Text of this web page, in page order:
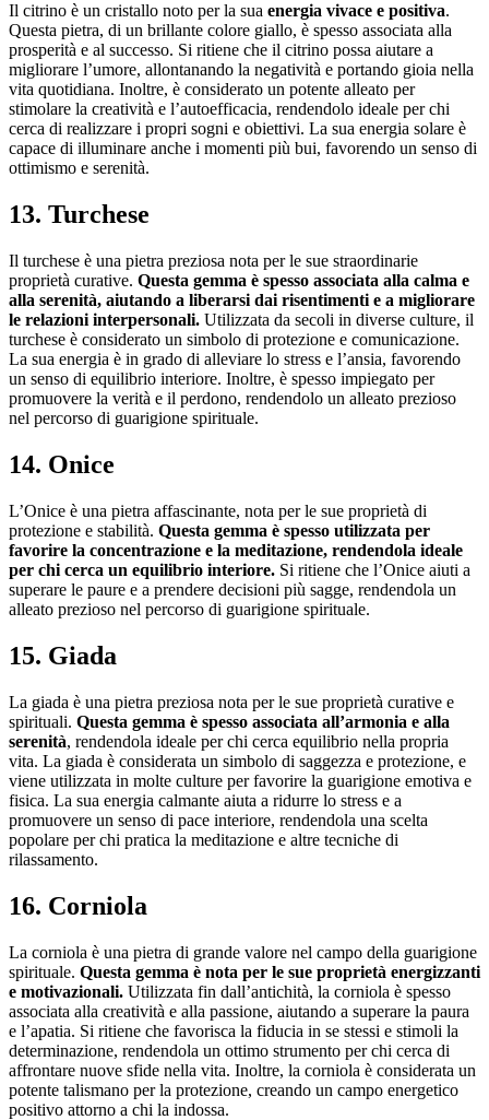
Il citrino è un cristallo noto per la sua energia vivace e positiva.
Questa pietra, di un brillante colore giallo, è spesso associata alla
prosperità e al successo. Si ritiene che il citrino possa aiutare a
migliorare l’umore, allontanando la negatività e portando gioia nella
vita quotidiana. Inoltre, è considerato un potente alleato per
stimolare la creatività e l’autoefficacia, rendendolo ideale per chi
cerca di realizzare i propri sogni e obiettivi. La sua energia solare è
capace di illuminare anche i momenti più bui, favorendo un senso di
ottimismo e serenità.
13. Turchese
Il turchese è una pietra preziosa nota per le sue straordinarie
proprietà curative. Questa gemma è spesso associata alla calma e
alla serenità, aiutando a liberarsi dai risentimenti e a migliorare
le relazioni interpersonali. Utilizzata da secoli in diverse culture, il
turchese è considerato un simbolo di protezione e comunicazione.
La sua energia è in grado di alleviare lo stress e l’ansia, favorendo
un senso di equilibrio interiore. Inoltre, è spesso impiegato per
promuovere la verità e il perdono, rendendolo un alleato prezioso
nel percorso di guarigione spirituale.
14. Onice
L’Onice è una pietra affascinante, nota per le sue proprietà di
protezione e stabilità. Questa gemma è spesso utilizzata per
favorire la concentrazione e la meditazione, rendendola ideale
per chi cerca un equilibrio interiore. Si ritiene che l’Onice aiuti a
superare le paure e a prendere decisioni più sagge, rendendola un
alleato prezioso nel percorso di guarigione spirituale.
15. Giada
La giada è una pietra preziosa nota per le sue proprietà curative e
spirituali. Questa gemma è spesso associata all’armonia e alla
serenità, rendendola ideale per chi cerca equilibrio nella propria
vita. La giada è considerata un simbolo di saggezza e protezione, e
viene utilizzata in molte culture per favorire la guarigione emotiva e
fisica. La sua energia calmante aiuta a ridurre lo stress e a
promuovere un senso di pace interiore, rendendola una scelta
popolare per chi pratica la meditazione e altre tecniche di
rilassamento.
16. Corniola
La corniola è una pietra di grande valore nel campo della guarigione
spirituale. Questa gemma è nota per le sue proprietà energizzanti
e motivazionali. Utilizzata fin dall’antichità, la corniola è spesso
associata alla creatività e alla passione, aiutando a superare la paura
e l’apatia. Si ritiene che favorisca la fiducia in se stessi e stimoli la
determinazione, rendendola un ottimo strumento per chi cerca di
affrontare nuove sfide nella vita. Inoltre, la corniola è considerata un
potente talismano per la protezione, creando un campo energetico
positivo attorno a chi la indossa.